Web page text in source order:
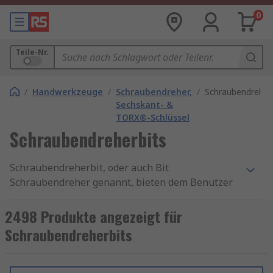
0
Teile-Nr.
/ Handwerkzeuge / Schraubendreher,
Sechskant- &
TORX®-Schlüssel
/
Schraubendreherbits
Schraubendreherbit, oder auch Bit
Schraubendreher genannt, bieten dem Benutzer
verwendeten Schraubendreherbits und sind
somit eine wünschenswerte Ergänzung für Ihren
Werkzeugsatz. Schraubendreherbits und Bitsätze
Pozidriv- und Torx-Bits sowie einem Bithalter. Es
2498 Produkte angezeigt für
Schraubendreherbits